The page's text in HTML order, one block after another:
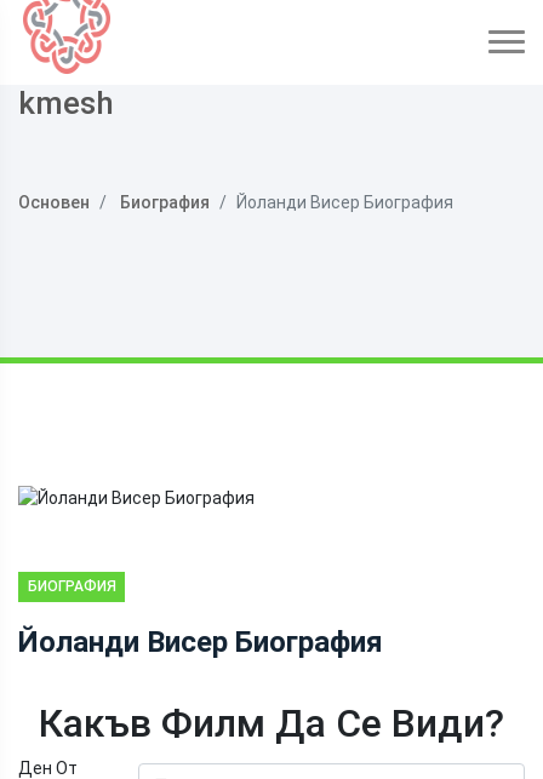
kmesh
Основен Биография Йоланди Висер Биография
БИОГРАФИЯ
Йоланди Висер Биография
Какъв Филм Да Се Види?
Ден От